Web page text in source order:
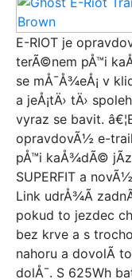
E-RIOT je
terÃ©nem pÅ™i
se mÅ¯Å¾eÅ¡ v
a jeÅ¡tÄ› tÄ›
vyraz se bavit.
opravdovÃ½ e-
pÅ™i kaÅ¾dÃ©
SUPERFIT a
Link udrÅ¾Ã­
pokud to jezdec
bez krve a s
nahoru a dovolÃ­
dolÅ¯. S 625Wh